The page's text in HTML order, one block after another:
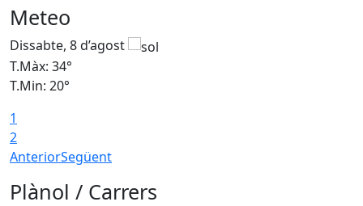
Meteo
Dissabte, 8 d’agost
T.Màx: 34°
T.Min: 20°
1
2
AnteriorSegüent
Plànol / Carrers